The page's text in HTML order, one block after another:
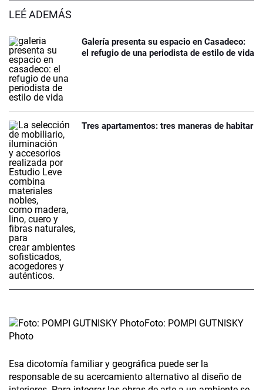
LEÉ ADEMÁS
Galería presenta su espacio en Casadeco:
el refugio de una periodista de estilo de vida
Tres apartamentos: tres maneras de habitar
Foto: POMPI GUTNISKY
Photo
Esa dicotomía familiar y geográfica puede ser la
responsable de su acercamiento alternativo al diseño de